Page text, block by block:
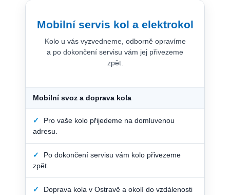
Mobilní servis kol a elektrokol
Kolo u vás vyzvedneme, odborně opravíme
a po dokončení servisu vám jej přivezeme
zpět.
Mobilní svoz a doprava kola
✓
Pro vaše kolo přijedeme na domluvenou
adresu.
✓
Po dokončení servisu vám kolo přivezeme
zpět.
✓
Doprava kola v Ostravě a okolí do vzdálenosti